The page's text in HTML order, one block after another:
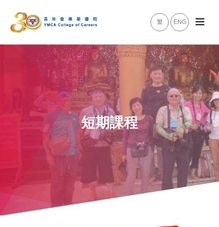
繁 ENG
短期課程